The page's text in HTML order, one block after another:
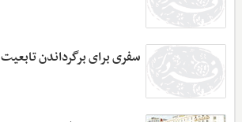
سفری برای برگرداندن تابعیت